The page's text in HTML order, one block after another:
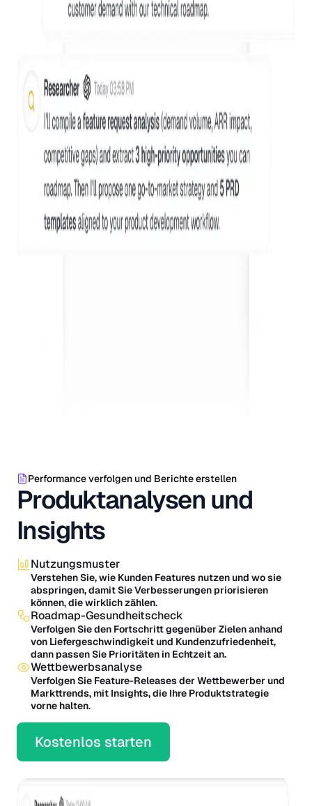
Performance verfolgen und Berichte erstellen
Produktanalysen und
Insights
Nutzungsmuster
Verstehen Sie, wie Kunden Features nutzen und wo sie
abspringen, damit Sie Verbesserungen priorisieren
können, die wirklich zählen.
Roadmap-Gesundheitscheck
Verfolgen Sie den Fortschritt gegenüber Zielen anhand
von Liefergeschwindigkeit und Kundenzufriedenheit,
dann passen Sie Prioritäten in Echtzeit an.
Wettbewerbsanalyse
Verfolgen Sie Feature-Releases der Wettbewerber und
Markttrends, mit Insights, die Ihre Produktstrategie
vorne halten.
Kostenlos starten